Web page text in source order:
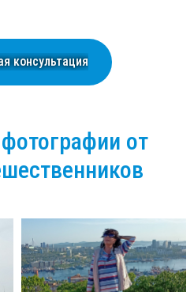
консультация
от